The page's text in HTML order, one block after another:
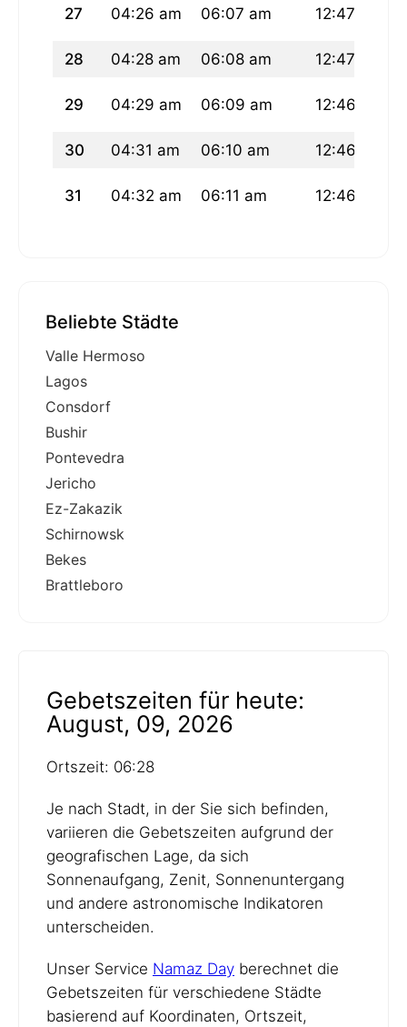
27 04:26 am 06:07 am 12:47 pm
28 04:28 am 06:08 am 12:47 pm
29 04:29 am 06:09 am 12:46 pm
30 04:31 am 06:10 am 12:46 pm
31 04:32 am 06:11 am 12:46 pm
Beliebte Städte
Valle Hermoso
Lagos
Consdorf
Bushir
Pontevedra
Jericho
Ez-Zakazik
Schirnowsk
Bekes
Brattleboro
Gebetszeiten für heute:
August, 09, 2026
Ortszeit: 06:28
Je nach Stadt, in der Sie sich befinden,
variieren die Gebetszeiten aufgrund der
geografischen Lage, da sich
Sonnenaufgang, Zenit, Sonnenuntergang
und andere astronomische Indikatoren
unterscheiden.
Unser Service Namaz Day berechnet die
Gebetszeiten für verschiedene Städte
basierend auf Koordinaten, Ortszeit,